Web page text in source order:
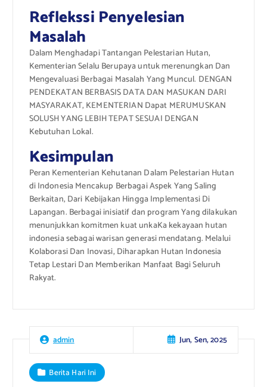
Reflekssi Penyelesian
Masalah
Dalam Menghadapi Tantangan Pelestarian Hutan,
Kementerian Selalu Berupaya untuk merenungkan Dan
Mengevaluasi Berbagai Masalah Yang Muncul. DENGAN
PENDEKATAN BERBASIS DATA DAN MASUKAN DARI
MASYARAKAT, KEMENTERIAN Dapat MERUMUSKAN
SOLUSH YANG LEBIH TEPAT SESUAI DENGAN
Kebutuhan Lokal.
Kesimpulan
Peran Kementerian Kehutanan Dalam Pelestarian Hutan
di Indonesia Mencakup Berbagai Aspek Yang Saling
Berkaitan, Dari Kebijakan Hingga Implementasi Di
Lapangan. Berbagai inisiatif dan program Yang dilakukan
menunjukkan komitmen kuat unkaKa kekayaan hutan
indonesia sebagai warisan generasi mendatang. Melalui
Kolaborasi Dan Inovasi, Diharapkan Hutan Indonesia
Tetap Lestari Dan Memberikan Manfaat Bagi Seluruh
Rakyat.
admin Jun, Sen, 2025
Berita Hari Ini